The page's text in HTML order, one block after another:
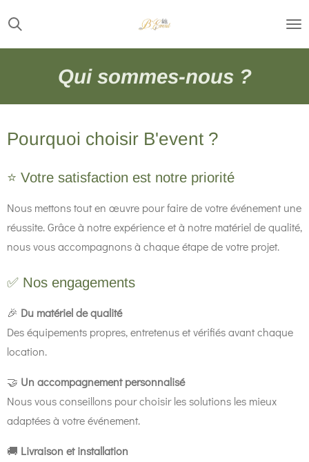
Passer
Qui sommes-nous ?
Pourquoi choisir B'event ?
⭐ Votre satisfaction est notre priorité
Nous mettons tout en œuvre pour faire de votre événement une
réussite. Grâce à notre expérience et à notre matériel de qualité,
nous vous accompagnons à chaque étape de votre projet.
✅ Nos engagements
🎉 Du matériel de qualité
Des équipements propres, entretenus et vérifiés avant chaque
location.
🤝 Un accompagnement personnalisé
Nous vous conseillons pour choisir les solutions les mieux
adaptées à votre événement.
🚚 Livraison et installation